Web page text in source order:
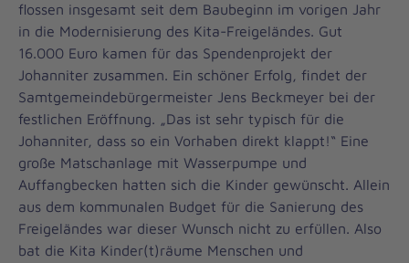
flossen insgesamt seit dem Baubeginn im vorigen Jahr
in die Modernisierung des Kita-Freigeländes. Gut
16.000 Euro kamen für das Spendenprojekt der
Johanniter zusammen. Ein schöner Erfolg, findet der
Samtgemeindebürgermeister Jens Beckmeyer bei der
festlichen Eröffnung. „Das ist sehr typisch für die
Johanniter, dass so ein Vorhaben direkt klappt!“ Eine
große Matschanlage mit Wasserpumpe und
Auffangbecken hatten sich die Kinder gewünscht. Allein
aus dem kommunalen Budget für die Sanierung des
Freigeländes war dieser Wunsch nicht zu erfüllen. Also
bat die Kita Kinder(t)räume Menschen und